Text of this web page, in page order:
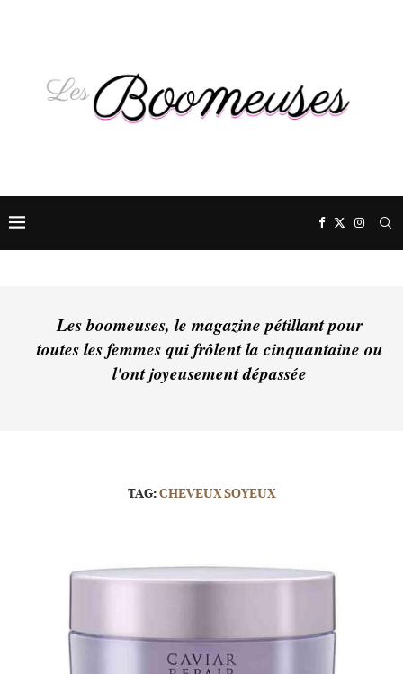
Les boomeuses, le magazine pétillant pour
toutes les femmes qui frôlent la cinquantaine ou
l'ont joyeusement dépassée
TAG:CHEVEUX SOYEUX